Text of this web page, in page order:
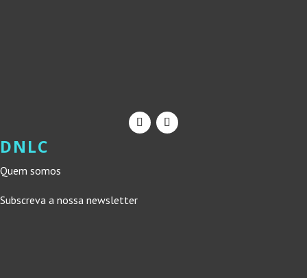
DNLC
Quem somos
Subscreva a nossa newsletter